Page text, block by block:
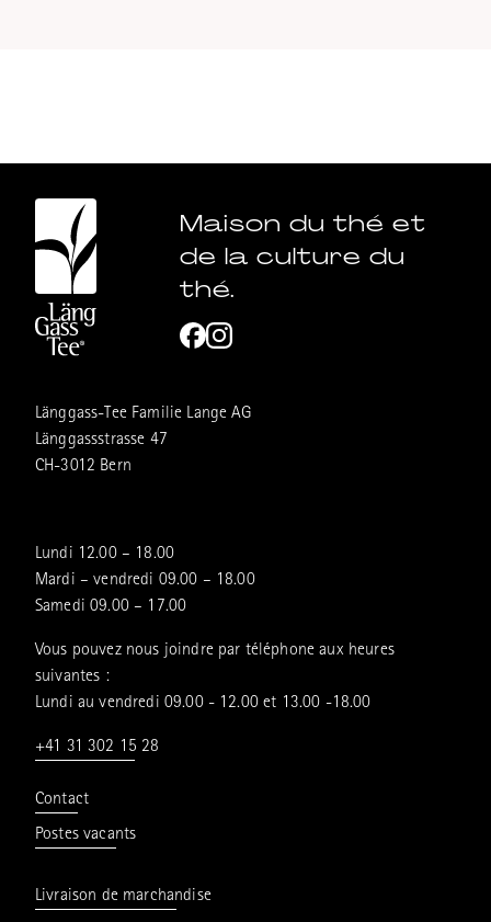
Maison du thé et
de la culture du
thé.
Länggass-Tee Familie Lange AG
Länggassstrasse 47
CH-3012 Bern
Lundi 12.00 – 18.00
Mardi – vendredi 09.00 – 18.00
Samedi 09.00 – 17.00
Vous pouvez nous joindre par téléphone aux heures
suivantes :
Lundi au vendredi 09.00 - 12.00 et 13.00 -18.00
+41 31 302 15 28
Contact
Postes vacants
Livraison de marchandise